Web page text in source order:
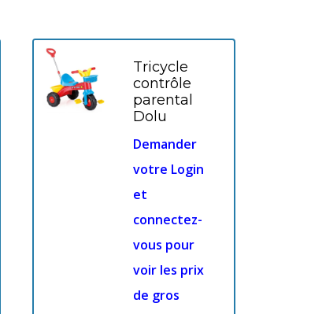
Tricycle
contrôle
parental
Dolu
Demander
votre Login
et
connectez-
vous pour
voir les prix
de gros